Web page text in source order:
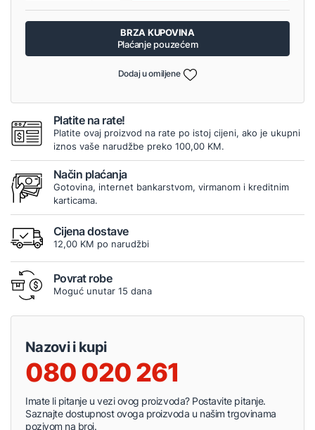
BRZA KUPOVINA
Plaćanje pouzećem
Dodaj u omiljene
Platite na rate!
Platite ovaj proizvod na rate po istoj cijeni, ako je ukupni
iznos vaše narudžbe preko 100,00 KM.
Način plaćanja
Gotovina, internet bankarstvom, virmanom i kreditnim
karticama.
Cijena dostave
12,00 KM po narudžbi
Povrat robe
Moguć unutar 15 dana
Nazovi i kupi
080 020 261
Imate li pitanje u vezi ovog proizvoda? Postavite pitanje.
Saznajte dostupnost ovoga proizvoda u našim trgovinama
pozivom na broj.